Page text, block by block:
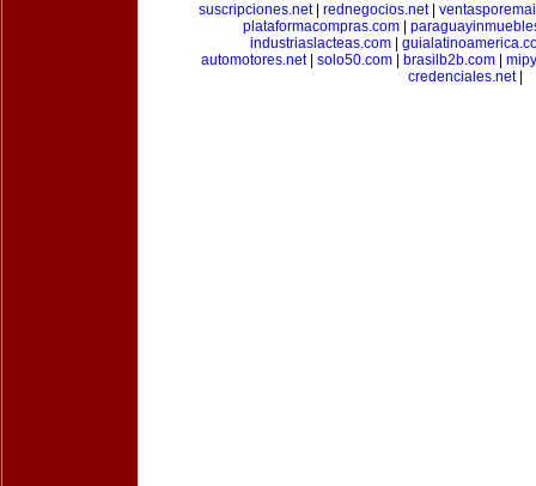
suscripciones.net| rednegocios.net|
plataformacompras.com
industriaslacteas.com
automotores.net| solo50.com brasilb2b.com
credenciales.net|